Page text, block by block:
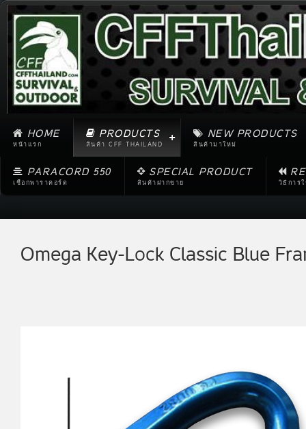
HOME
หน้าแรก
PRODUCTS
สินค้า CFF THAILAND
NEW PRODUCTS
สินค้ามาใหม่
PARACORD 550
เชือกพาราคอร์ด
SPECIAL PRODUCT
สินค้าฝากขาย วิธีการ
Omega Key-Lock Classic Blue